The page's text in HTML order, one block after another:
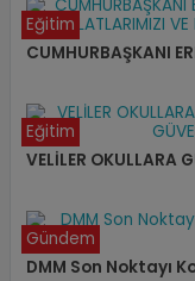
CUMHURBAŞKANI
Eğitim
VELİLER OKULLARA
Eğitim
DMM Son Noktayı
Gündem